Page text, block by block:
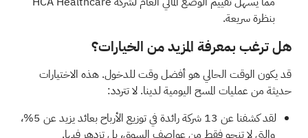
بنظرة سريعة.
هل ترغب بمعرفة المزيد من الخيارات؟
قد يكون الوقت الحالي هو أفضل وقت للدخول. هذه الاختيارات
حديثة من عمليات المسح اليومية لدينا. لا تتردد:
لقد كشفنا عن 13 شركة رائدة في توزيع الأرباح
بعائد يزيد عن 5%،
والتي لا تنجو فقط من عواصف السوق، بل تزدهر فيها.